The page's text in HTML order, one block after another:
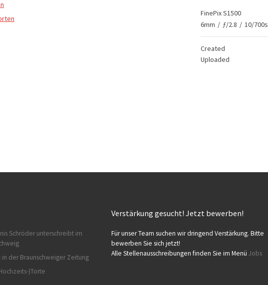
FinePix S1500
6mm / ƒ/2.8 / 10/700s
Created
Uploaded
Schröder unterschreibt im
in der Braunschweiger Zeitung
)Torte
Verstärkung gesucht! Jetzt bewerben!
Für unser Team suchen wir dringend Verstärkung. Bitte
bewerben Sie sich jetzt!
Alle Stellenausschreibungen finden Sie im Menü Jobs